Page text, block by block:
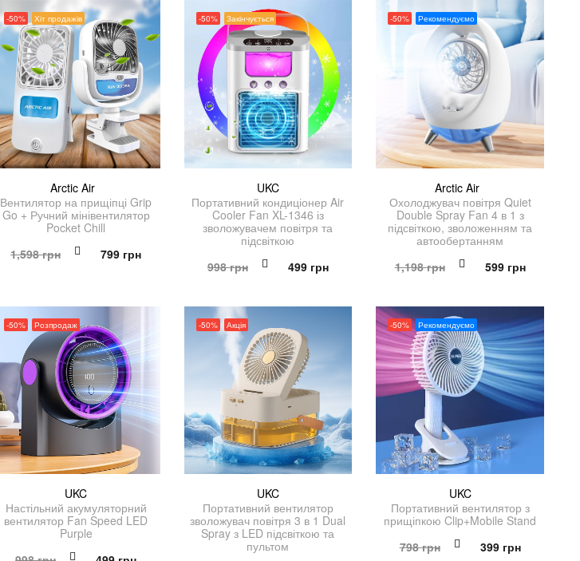
-50% Хіт продажів
Arctic Air
Вентилятор на прищіпці Grip
Go + Ручний мінівентилятор
Pocket Chill
1,598грн
Оригінальна
799 грнПоточна
-50% Закінчується
UKC
Портативний кондиціонер Air
Cooler Fan XL-1346 із
зволожувачем повітря та
підсвіткою
998грн
Оригінальна
499 грнПоточна
-50% Рекомендуємо
Arctic Air
Охолоджувач повітря Quiet
Double Spray Fan 4 в 1 з
підсвіткою, зволоженням та
автообертанням
1,198грн
Оригінальна
599 грнПоточна
-50% Розпродаж
UKC
Настільний акумуляторний
вентилятор Fan Speed ​​LED
Purple
ОригінальнаПоточна
-50% Акція
UKC
Портативний вентилятор
зволожувач повітря 3 в 1 Dual
Spray з LED підсвіткою та
пультом
-50% Рекомендуємо
UKC
Портативний вентилятор з
прищіпкою Clip+Mobile Stand
798грн
Оригінальна
399 грнПоточна